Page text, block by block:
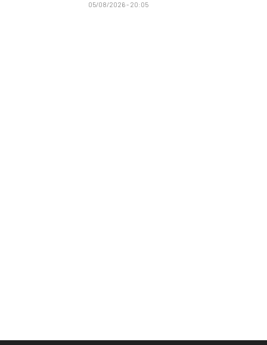
05/08/2026 - 20:05